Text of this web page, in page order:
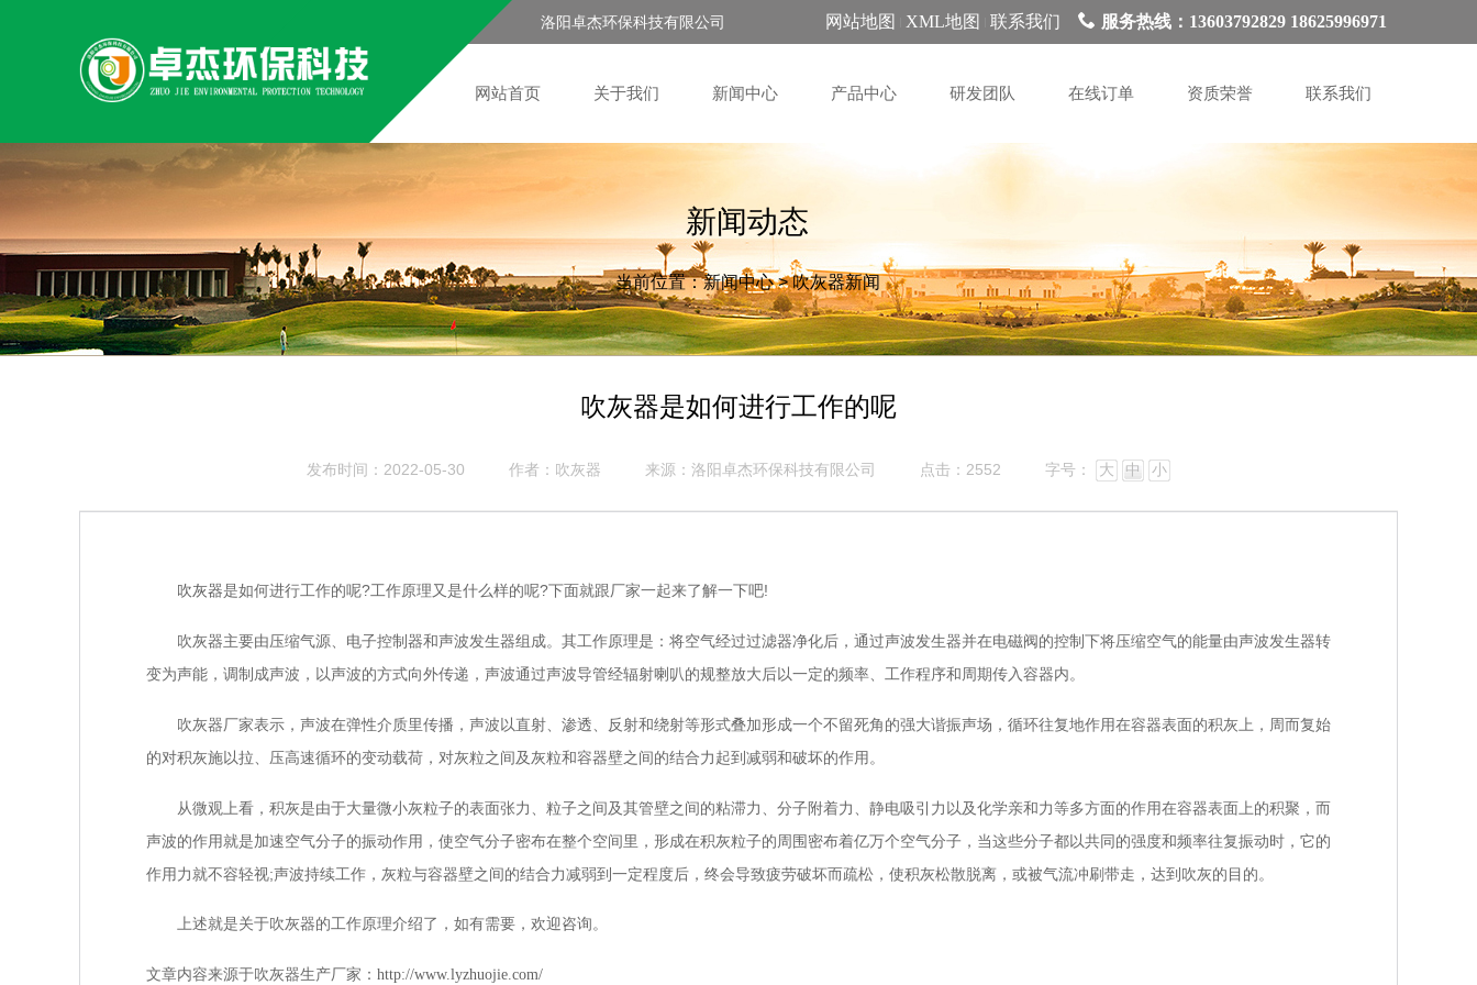
洛阳卓杰环保科技有限公司 网站地图 XML地图 联系我们 服务热线：13603792829 18625996971
网站首页 关于我们 新闻中心 产品中心 研发团队 在线订单 资质荣誉 联系我们
新闻动态
当前位置：新闻中心>吹灰器新闻
吹灰器是如何进行工作的呢
发布时间：2022-05-30 作者：吹灰器 来源： 洛阳卓杰环保科技有限公司 点击：2552 字号： 大 中 小
吹灰器是如何进行工作的呢?工作原理又是什么样的呢?下面就跟厂家一起来了解一下吧!
吹灰器主要由压缩气源、电子控制器和声波发生器组成。其工作原理是：将空气经过过滤器净化后，通过声波发生器并在电磁阀的控制下将压缩空气的能量由声波发生器转
变为声能，调制成声波，以声波的方式向外传递，声波通过声波导管经辐射喇叭的规整放大后以一定的频率、工作程序和周期传入容器内。
吹灰器厂家表示，声波在弹性介质里传播，声波以直射、渗透、反射和绕射等形式叠加形成一个不留死角的强大谐振声场，循环往复地作用在容器表面的积灰上，周而复始
的对积灰施以拉、压高速循环的变动载荷，对灰粒之间及灰粒和容器壁之间的结合力起到减弱和破坏的作用。
从微观上看，积灰是由于大量微小灰粒子的表面张力、粒子之间及其管壁之间的粘滞力、分子附着力、静电吸引力以及化学亲和力等多方面的作用在容器表面上的积聚，而
声波的作用就是加速空气分子的振动作用，使空气分子密布在整个空间里，形成在积灰粒子的周围密布着亿万个空气分子，当这些分子都以共同的强度和频率往复振动时，它的
作用力就不容轻视;声波持续工作，灰粒与容器壁之间的结合力减弱到一定程度后，终会导致疲劳破坏而疏松，使积灰松散脱离，或被气流冲刷带走，达到吹灰的目的。
上述就是关于吹灰器的工作原理介绍了，如有需要，欢迎咨询。
文章内容来源于吹灰器生产厂家： http://www.lyzhuojie.com/